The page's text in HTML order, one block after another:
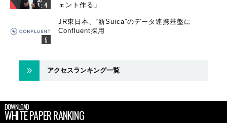
ェント作る」
JR東日本、“新Suica”のデータ連携基盤に
Confluent採用
アクセスランキング一覧
DOWNLOAD
WHITE PAPER RANKING